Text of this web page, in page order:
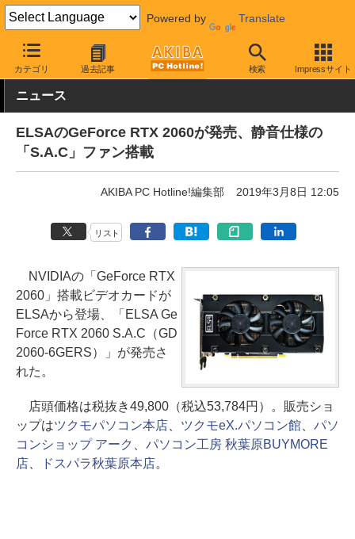
Powered by Translate
カテゴリ 過去記事 検索 Impressサイト
AKIBA PC Hotline! PCパーツ ビデオカード（グラフィックボード
ニュース
ELSAのGeForce RTX 2060が発売、静音仕様の
「S.A.C」ファン搭載
AKIBA PC Hotline!編集部 2019年3月8日 12:05
リスト
NVIDIAの「GeForce RTX
2060」搭載ビデオカードが
ELSAから登場、「ELSA Ge
Force RTX 2060 S.A.C（GD
2060-6GERS）」が発売さ
れた。
店頭価格は税抜き49,800（税込53,784円）。販売ショ
ップはツクモパソコン本店、 ツクモeX.パソコン館、 パソ
コンショップ アーク
パソコン工房 秋葉原BUYMORE
店
ドスパラ秋葉原本店。